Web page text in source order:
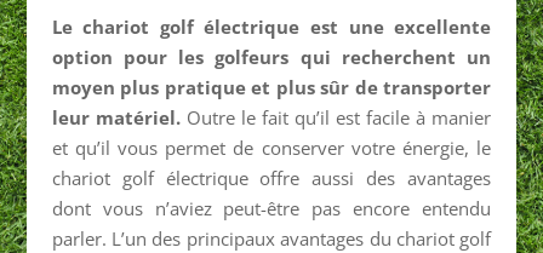
Le chariot golf électrique est une excellente
option pour les golfeurs qui recherchent un
moyen plus pratique et plus sûr de transporter
leur matériel. Outre le fait qu’il est facile à manier
et qu’il vous permet de conserver votre énergie, le
chariot golf électrique offre aussi des avantages
dont vous n’aviez peut-être pas encore entendu
parler. L’un des principaux avantages du chariot golf